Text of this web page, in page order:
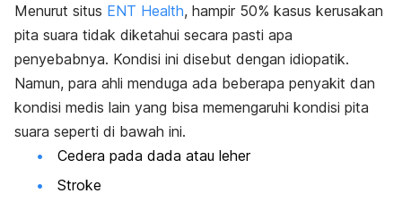
Menurut situs ENT Health, hampir 50% kasus kerusakan
pita suara tidak diketahui secara pasti apa
penyebabnya. Kondisi ini disebut dengan idiopatik.
Namun, para ahli menduga ada beberapa penyakit dan
kondisi medis lain yang bisa memengaruhi kondisi pita
suara seperti di bawah ini.
Cedera pada dada atau leher
Stroke